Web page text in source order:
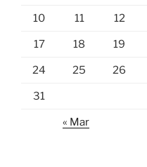
10 11 12
17 18 19
24 25 26
31
« Mar